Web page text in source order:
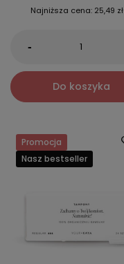
Najniższa cena: 25,49 zł
-
Do koszyka
Promocja
Nasz bestseller